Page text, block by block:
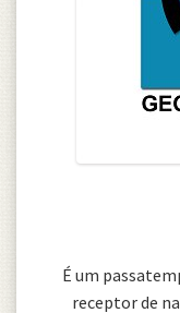
É um
receptor de